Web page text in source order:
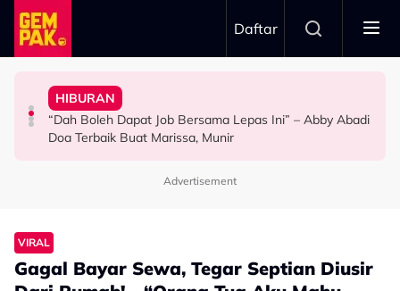
Skip to main content
Daftar
HIBURAN
Bawa Anak Ke Klinik, Syasya Rizal Terkejut Dikenali
Doktor
HIBURAN
“Dah Boleh Dapat Job Bersama Lepas Ini” – Abby Abadi
Doa Terbaik Buat Marissa, Munir
SELEBRITI
Michelle Yeoh Dinobatkan ‘Tokoh Perfileman Asia Tahun
Ini’ Di BIFF
BERITA
Kasihnya Ibu, Ikan Lumba-Lumba Enggan Tinggalkan
Anak Yang Sudah Mati
Advertisement
VIRAL
Gagal Bayar Sewa, Tegar Septian Diusir